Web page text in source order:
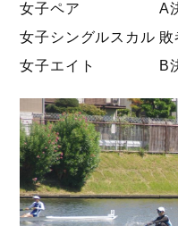
女子ペア A決
女子シングルスカル
女子エイト B決